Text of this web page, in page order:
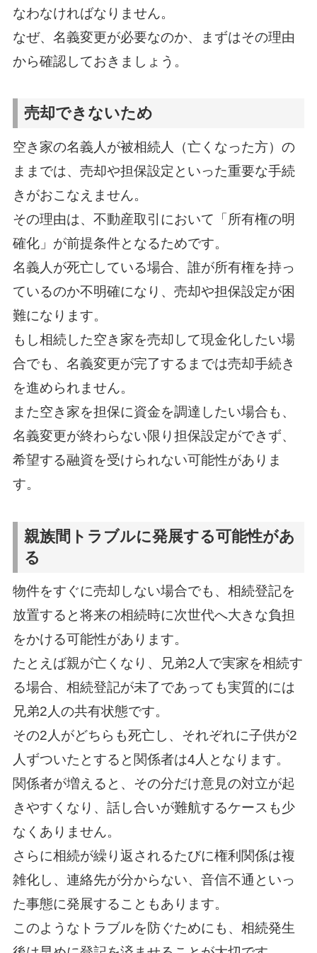
なわなければなりません。
なぜ、名義変更が必要なのか、まずはその理由
から確認しておきましょう。
売却できないため
空き家の名義人が被相続人（亡くなった方）の
ままでは、売却や担保設定といった重要な手続
きがおこなえません。
その理由は、不動産取引において「所有権の明
確化」が前提条件となるためです。
名義人が死亡している場合、誰が所有権を持っ
ているのか不明確になり、売却や担保設定が困
難になります。
もし相続した空き家を売却して現金化したい場
合でも、名義変更が完了するまでは売却手続き
を進められません。
また空き家を担保に資金を調達したい場合も、
名義変更が終わらない限り担保設定ができず、
希望する融資を受けられない可能性がありま
す。
親族間トラブルに発展する可能性があ
る
物件をすぐに売却しない場合でも、相続登記を
放置すると将来の相続時に次世代へ大きな負担
をかける可能性があります。
たとえば親が亡くなり、兄弟2人で実家を相続す
る場合、相続登記が未了であっても実質的には
兄弟2人の共有状態です。
その2人がどちらも死亡し、それぞれに子供が2
人ずついたとすると関係者は4人となります。
関係者が増えると、その分だけ意見の対立が起
きやすくなり、話し合いが難航するケースも少
なくありません。
さらに相続が繰り返されるたびに権利関係は複
雑化し、連絡先が分からない、音信不通といっ
た事態に発展することもあります。
このようなトラブルを防ぐためにも、相続発生